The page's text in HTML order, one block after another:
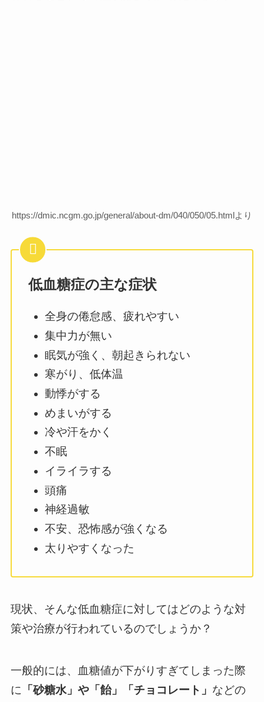
https://dmic.ncgm.go.jp/general/about-dm/040/050/05.htmlより
低血糖症の主な症状
全身の倦怠感、疲れやすい
集中力が無い
眠気が強く、朝起きられない
寒がり、低体温
動悸がする
めまいがする
冷や汗をかく
不眠
イライラする
頭痛
神経過敏
不安、恐怖感が強くなる
太りやすくなった
現状、そんな低血糖症に対してはどのような対
策や治療が行われているのでしょうか？
一般的には、血糖値が下がりすぎてしまった際
に 「砂糖水」や「飴」「チョコレート」 などの